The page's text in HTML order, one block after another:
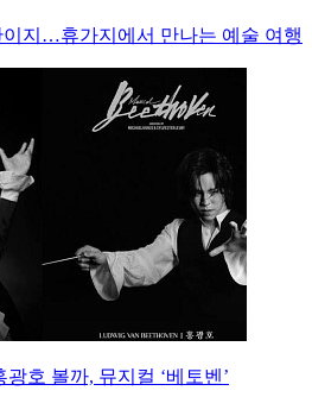
이지…휴가지에서 만나는 예술 여행
호 볼까, 뮤지컬 ‘베토벤’